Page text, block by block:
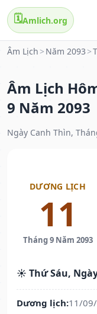
🗓️Amlich.org
Âm Lịch > Năm 2093 >
Âm Lịch
9 Năm 2093
Ngày Canh Thìn,
DƯƠNG LỊCH
11
Tháng 9 Năm 2093
☀️ Thứ Sáu,
Dương lịch:11/